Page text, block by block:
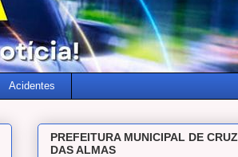
Acidentes
PREFEITURA MUNICIPAL DE CRUZ
DAS ALMAS